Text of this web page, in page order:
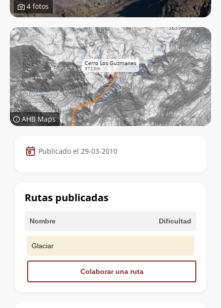
4 fotos
AHB Maps
Datos
de
cumbre
Publicado el 29-03-2010
Rutas publicadas
Nombre Dificultad
Glaciar
Colaborar una ruta